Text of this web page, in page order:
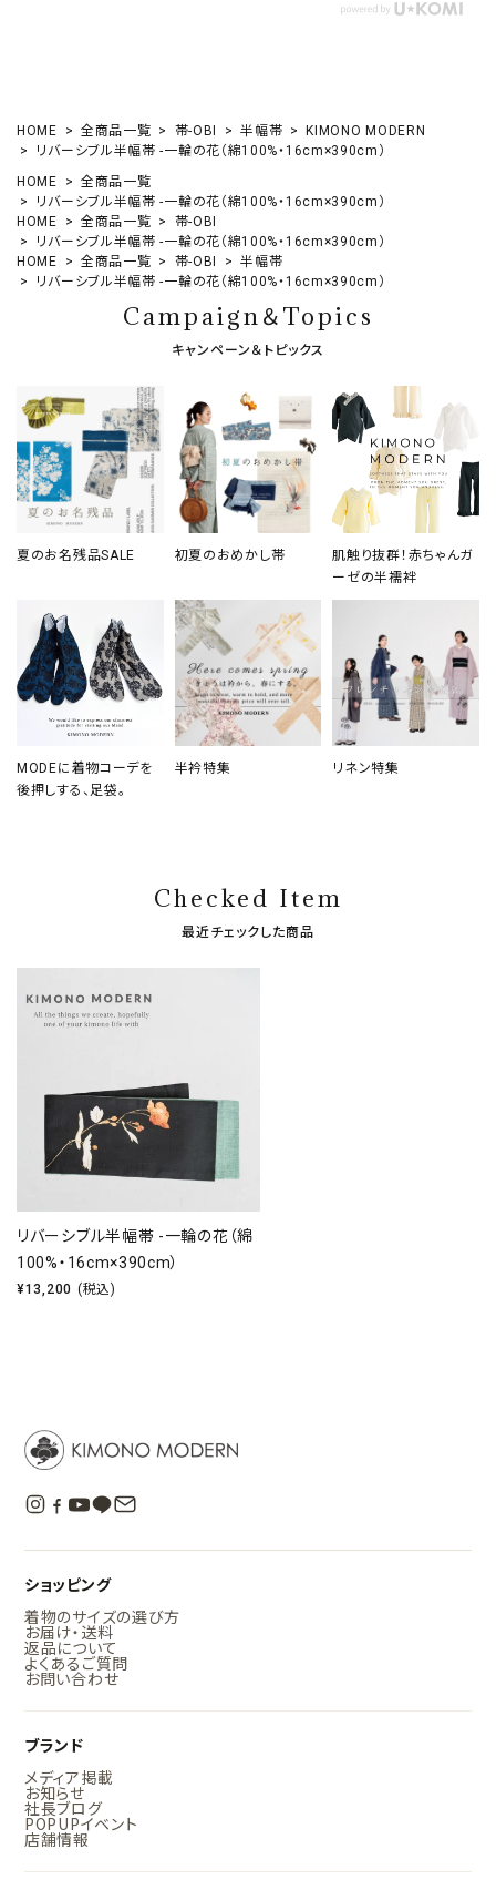
HOME 全商品一覧 帯-OBI 半幅帯
KIMONO MODERN
リバーシブル半幅帯 -一輪の花（綿100%・16cm×390cm）
HOME
全商品一覧
リバーシブル半幅帯 -一輪の花（綿100%・16cm×390cm）
HOME
全商品一覧
帯-OBI
リバーシブル半幅帯 -一輪の花（綿100%・16cm×390cm）
HOME
全商品一覧 帯-OBI
半幅帯
リバーシブル半幅帯 -一輪の花（綿100%・16cm×390cm）
Campaign＆Topics
キャンペーン＆トピックス
夏のお名残品SALE 初夏のおめかし帯
肌触り抜群！赤ちゃんガ
ーゼの半襦袢
MODEに着物コーデを
後押しする、足袋。
半衿特集 リネン特集
Checked Item
最近チェックした商品
リバーシブル半幅帯 -一輪の花（綿
100%・16cm×390cm）
¥13,200 (税込)
ショッピング
着物のサイズの選び方
お届け・送料
返品について
よくあるご質問
お問い合わせ
ブランド
メディア掲載
お知らせ
社長ブログ
POPUPイベント
店舗情報